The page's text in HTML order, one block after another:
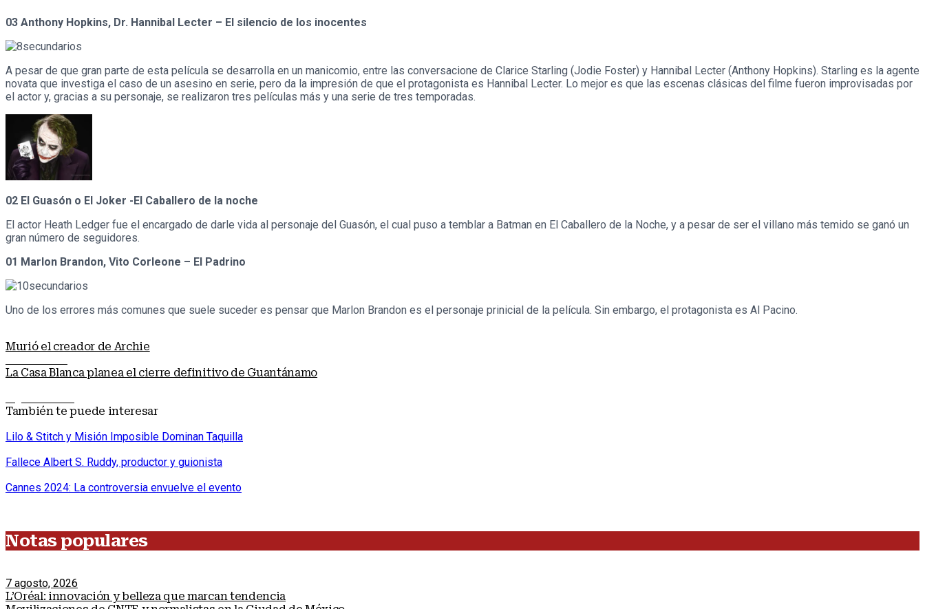
03 Anthony Hopkins, Dr. Hannibal Lecter – El silencio de los inocentes
A pesar de que gran parte de esta película se desarrolla en un manicomio, entre las conversacione de Clarice Starling (Jodie Foster) y Hannibal Lecter (Anthony Hopkins). Starling es la agente
novata que investiga el caso de un asesino en serie, pero da la impresión de que el protagonista es Hannibal Lecter. Lo mejor es que las escenas clásicas del filme fueron improvisadas por
el actor y, gracias a su personaje, se realizaron tres películas más y una serie de tres temporadas.
02 El Guasón o El Joker -El Caballero de la noche
El actor Heath Ledger fue el encargado de darle vida al personaje del Guasón, el cual puso a temblar a Batman en El Caballero de la Noche, y a pesar de ser el villano más temido se ganó un
gran número de seguidores.
01 Marlon Brandon, Vito Corleone – El Padrino
Uno de los errores más comunes que suele suceder es pensar que Marlon Brandon es el personaje prinicial de la película. Sin embargo, el protagonista es Al Pacino.
Murió el creador de Archie
La Casa Blanca planea el cierre definitivo de Guantánamo
También te puede interesar
Lilo & Stitch y Misión Imposible Dominan Taquilla
Fallece Albert S. Ruddy, productor y guionista
Cannes 2024: La controversia envuelve el evento
Notas populares
7 agosto, 2026
L’Oréal: innovación y belleza que marcan tendencia